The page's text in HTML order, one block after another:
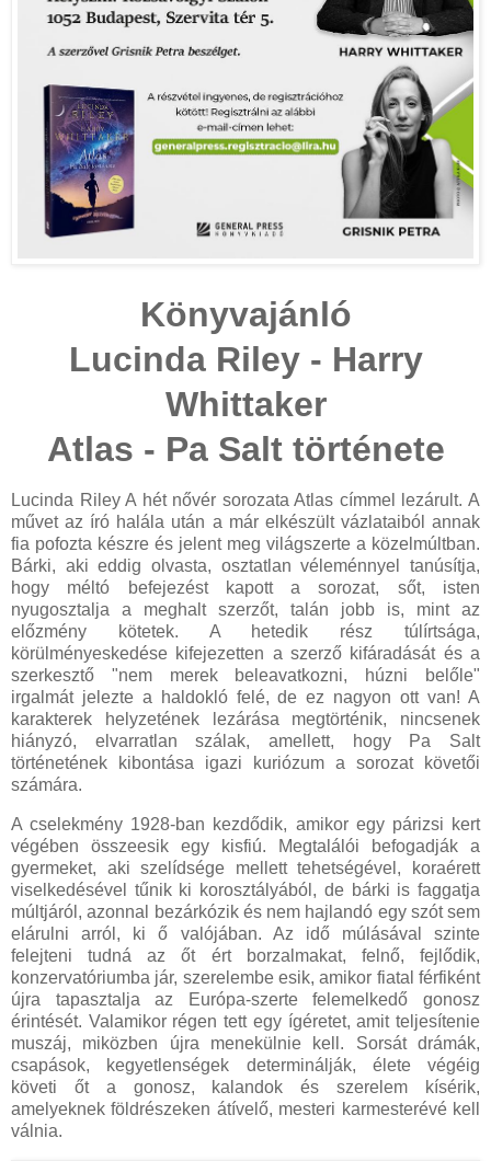
Könyvajánló
Lucinda Riley - Harry
Whittaker
Atlas - Pa Salt története
Lucinda Riley A hét nővér sorozata Atlas címmel lezárult. A
művet az író halála után a már elkészült vázlataiból annak
fia pofozta készre és jelent meg világszerte a közelmúltban.
Bárki, aki eddig olvasta, osztatlan véleménnyel tanúsítja,
hogy méltó befejezést kapott a sorozat, sőt, isten
nyugosztalja a meghalt szerzőt, talán jobb is, mint az
előzmény kötetek. A hetedik rész túlírtsága,
körülményeskedése kifejezetten a szerző kifáradását és a
szerkesztő "nem merek beleavatkozni, húzni belőle"
irgalmát jelezte a haldokló felé, de ez nagyon ott van! A
karakterek helyzetének lezárása megtörténik, nincsenek
hiányzó, elvarratlan szálak, amellett, hogy Pa Salt
történetének kibontása igazi kuriózum a sorozat követői
számára.
A cselekmény 1928-ban kezdődik, amikor egy párizsi kert
végében összeesik egy kisfiú. Megtalálói befogadják a
gyermeket, aki szelídsége mellett tehetségével, koraérett
viselkedésével tűnik ki korosztályából, de bárki is faggatja
múltjáról, azonnal bezárkózik és nem hajlandó egy szót sem
elárulni arról, ki ő valójában. Az idő múlásával szinte
felejteni tudná az őt ért borzalmakat, felnő, fejlődik,
konzervatóriumba jár, szerelembe esik, amikor fiatal férfiként
újra tapasztalja az Európa-szerte felemelkedő gonosz
érintését. Valamikor régen tett egy ígéretet, amit teljesítenie
muszáj, miközben újra menekülnie kell. Sorsát drámák,
csapások, kegyetlenségek determinálják, élete végéig
követi őt a gonosz, kalandok és szerelem kísérik,
amelyeknek földrészeken átívelő, mesteri karmesterévé kell
válnia.